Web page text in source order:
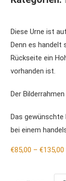
Diese Urne ist
Denn es handelt
Rückseite ein
vorhanden ist.
Der
Das gewünschte
bei einem
€85,00 –€135,00